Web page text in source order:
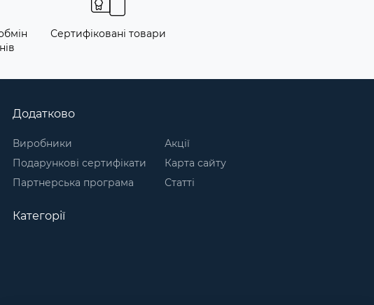
Сертифіковані товари
Додатково
Виробники
Подарункові сертифікати
Партнерська програма
Акції
Карта сайту
Статті
Категорії